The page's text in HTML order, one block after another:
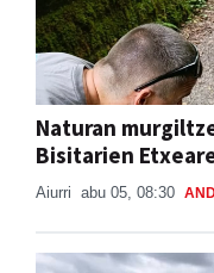
Naturan
Bisitarien
Aiurri abu 05, 08:30